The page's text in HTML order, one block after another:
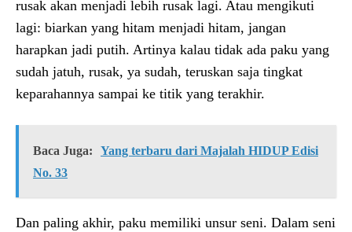
rusak akan menjadi lebih rusak lagi. Atau mengikuti
lagi: biarkan yang hitam menjadi hitam, jangan
harapkan jadi putih. Artinya kalau tidak ada paku yang
sudah jatuh, rusak, ya sudah, teruskan saja tingkat
keparahannya sampai ke titik yang terakhir.
Baca Juga:
Yang terbaru dari Majalah HIDUP Edisi
No. 33
Dan paling akhir, paku memiliki unsur seni. Dalam seni